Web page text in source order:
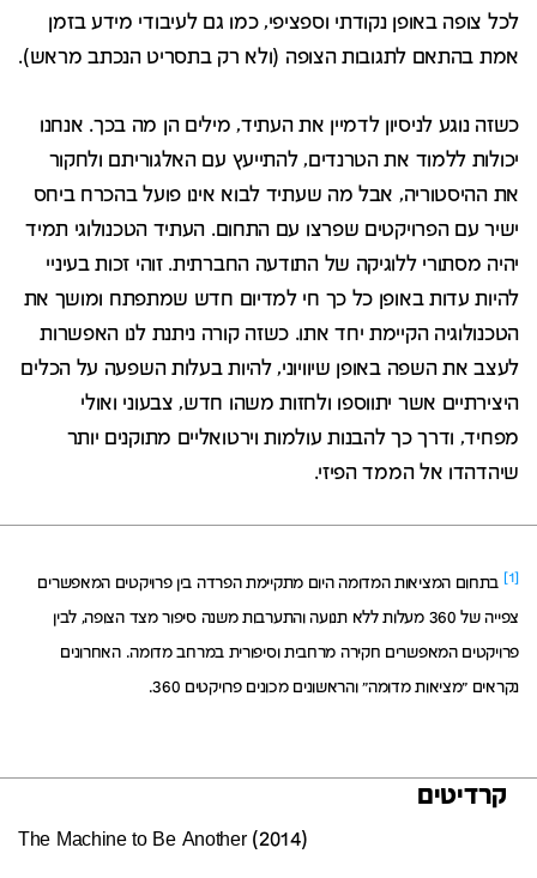
לכל צופה באופן נקודתי וספציפי, כמו גם לעיבודי מידע בזמן
אמת בהתאם לתגובות הצופה (ולא רק בתסריט הנכתב מראש).
כשזה נוגע לניסיון לדמיין את העתיד, מילים הן מה בכך. אנחנו
יכולות ללמוד את הטרנדים, להתייעץ עם האלגוריתם ולחקור
את ההיסטוריה, אבל מה שעתיד לבוא אינו פועל בהכרח ביחס
ישיר עם הפרויקטים שפרצו עם התחום. העתיד הטכנולוגי תמיד
יהיה מסתורי ללוגיקה של התודעה החברתית. זוהי זכות בעיניי
להיות עדות באופן כל כך חי למדיום חדש שמתפתח ומושך את
הטכנולוגיה הקיימת יחד אתו. כשזה קורה ניתנת לנו האפשרות
לעצב את השפה באופן שיוויוני, להיות בעלות השפעה על הכלים
היצירתיים אשר יתווספו ולחזות משהו חדש, צבעוני ואולי
מפחיד, ודרך כך להבנות עולמות וירטואליים מתוקנים יותר
שיהדהדו אל הממד הפיזי.
[1] בתחום המציאות המדומה היום מתקיימת הפרדה בין פרויקטים המאפשרים
צפייה של 360 מעלות ללא תנועה והתערבות משנה סיפור מצד הצופה, לבין
פרויקטים המאפשרים חקירה מרחבית וסיפורית במרחב מדומה. האחרונים
נקראים "מציאות מדומה" והראשונים מכונים פרויקטים 360.
קרדיטים
(The Machine to Be Another (2014